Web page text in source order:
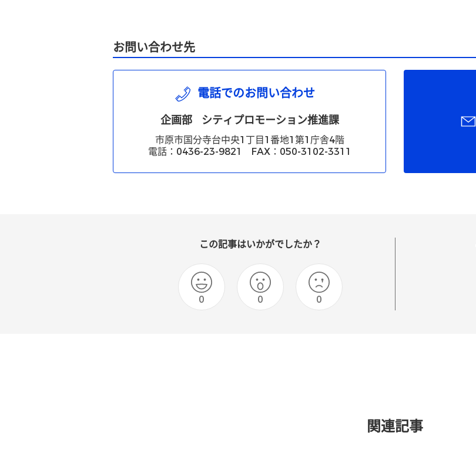
お問い合わせ先
電話でのお問い合わせ
企画部 シティプロモーション推進課
市原市国分寺台中央1丁目1番地1第1庁舎4階
電話：0436-23-9821 FAX：050-3102-3311
この記事はいかがでしたか？
0 0 0
関連記事